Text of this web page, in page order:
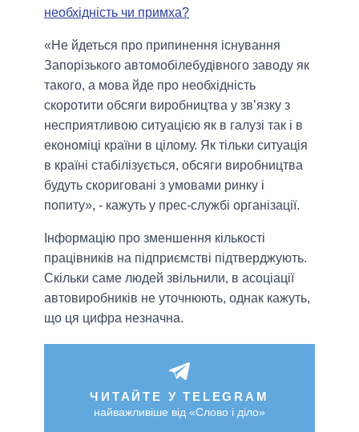
необхідність чи примха?
«Не йдеться про припинення існування
Запорізького автомобілебудівного заводу як
такого, а мова йде про необхідність
скоротити обсяги виробництва у зв’язку з
несприятливою ситуацією як в галузі так і в
економіці країни в цілому. Як тільки ситуація
в країні стабілізується, обсяги виробництва
будуть скориговані з умовами ринку і
попиту», - кажуть у прес-службі організації.
Інформацію про зменшення кількості
працівників на підприємстві підтверджують.
Скільки саме людей звільнили, в асоціації
автовиробників не уточнюють, однак кажуть,
що ця цифра незначна.
ЧИТАЙТЕ У TELEGRAM
найважливіше від «Слово і діло»